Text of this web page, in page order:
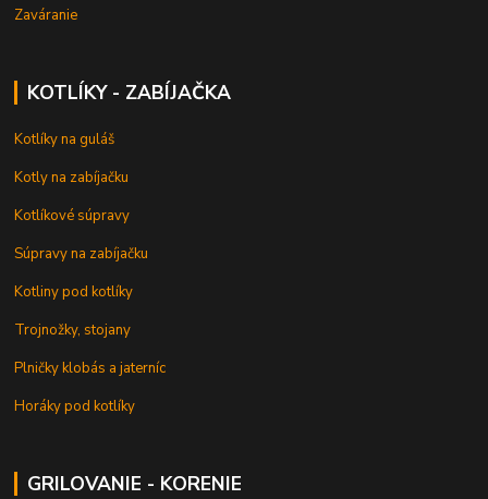
Zaváranie
KOTLÍKY - ZABÍJAČKA
Kotlíky na guláš
Kotly na zabíjačku
Kotlíkové súpravy
Súpravy na zabíjačku
Kotliny pod kotlíky
Trojnožky, stojany
Plničky klobás a jaterníc
Horáky pod kotlíky
GRILOVANIE - KORENIE